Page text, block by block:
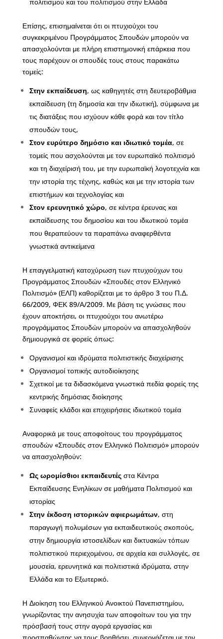
Επίσης, επισημαίνεται ότι οι πτυχιούχοι του
συγκεκριμένου Προγράμματος Σπουδών μπορούν να
απασχολούνται με πλήρη επιστημονική επάρκεια που
τους παρέχουν οι σπουδές τους στους παρακάτω
τομείς:
Στην εκπαίδευση, ως καθηγητές στη δευτεροβάθμια
εκπαίδευση (τη δημοσία και την ιδιωτική), σύμφωνα με
τις διατάξεις που ισχύουν κάθε φορά και τον τίτλο
σπουδών τους,
Στον ευρύτερο δημόσιο και ιδιωτικό τομέα, σε
τομείς που ασχολούνται με τον ευρωπαϊκό πολιτισμό
και τη διαχείρισή του, με την ευρωπαϊκή λογοτεχνία και
την ιστορία της τέχνης, καθώς και με την ιστορία των
επιστήμων και τεχνολογίας και
Στον ερευνητικό χώρο, σε κέντρα έρευνας και
εκπαίδευσης του δημοσίου και του ιδιωτικού τομέα
που θεραπεύουν τα παραπάνω αναφερθέντα
γνωστικά αντικείμενα
Η επαγγελματική κατοχύρωση των πτυχιούχων του
Προγράμματος Σπουδών «Σπουδές στον Ελληνικό
Πολιτισμό» (ΕΛΠ) καθορίζεται με το άρθρο 3 του Π.Δ.
66/2009, ΦΕΚ 89/Α/2009. Με βάση τις γνώσεις που
έχουν αποκτήσει, οι πτυχιούχοι του ανωτέρω
προγράμματος Σπουδών μπορούν να απασχοληθούν
δημιουργικά σε φορείς όπως:
Οργανισμοί και ιδρύματα πολιτιστικής διαχείρισης
Οργανισμοί τοπικής αυτοδιοίκησης
Σχετικοί με τα διδασκόμενα γνωστικά πεδία φορείς της
κεντρικής δημόσιας διοίκησης
Συναφείς κλάδοι και επιχειρήσεις ιδιωτικού τομέα
Αναφορικά με τους αποφοίτους του προγράμματος
σπουδών «Σπουδές στον Ελληνικό Πολιτισμό» μπορούν
να απασχοληθούν:
Ως ωρομίσθιοι εκπαιδευτέςστα Κέντρα
Εκπαίδευσης Ενηλίκων σε μαθήματα Πολιτισμού και
ιστορίας
Στην έκδοση ιστορικών αφιερωμάτων, στη
παραγωγή πολυμέσων για εκπαιδευτικούς σκοπούς,
στην δημιουργία ιστοσελίδων και δικτυακών τόπων
πολιτιστικού περιεχομένου, σε αρχεία και συλλογές, σε
μουσεία, ερευνητικά και πολιτιστικά ιδρύματα, στην
Ελλάδα και το Εξωτερικό.
Η Διοίκηση του Ελληνικού Ανοικτού Πανεπιστημίου,
γνωρίζοντας την ανησυχία των αποφοίτων του για την
πρόσβασή τους στην αγορά εργασίας και